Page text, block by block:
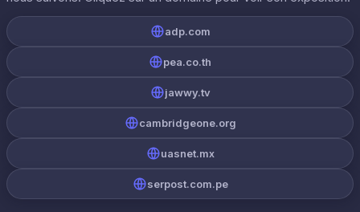
adp.com
pea.co.th
jawwy.tv
cambridgeone.org
uasnet.mx
serpost.com.pe